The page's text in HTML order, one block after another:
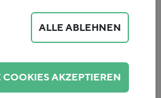
ALLE ABLEHNEN
COOKIES AKZEPTIEREN